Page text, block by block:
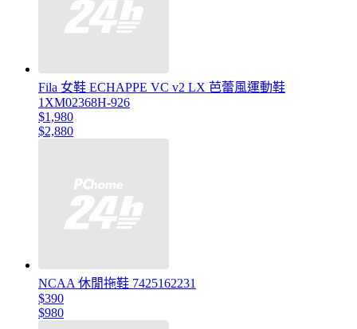
Fila 女鞋 ECHAPPE VC v2 LX 芭蕾風運動鞋
1XM02368H-926
$1,980
$2,880
NCAA 休閒拖鞋 7425162231
$390
$980